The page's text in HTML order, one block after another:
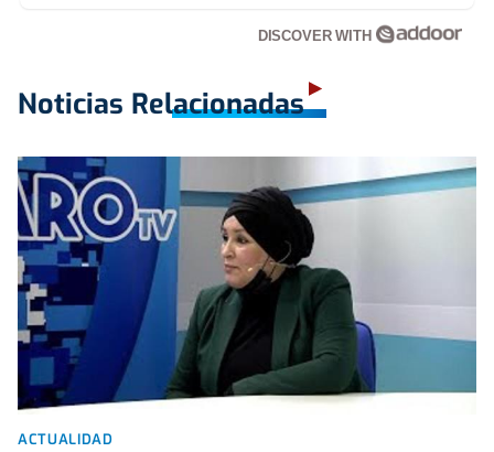
DISCOVER WITH
Noticias Relacionadas
ACTUALIDAD